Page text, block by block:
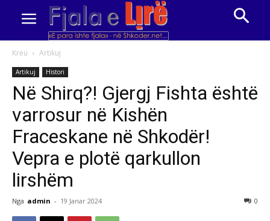
Kreu Artikuj
Artikuj Histori
Në Shirq?! Gjergj Fishta është
varrosur në Kishën
Fraceskane në Shkodër!
Vepra e plotë qarkullon
lirshëm
Nga admin - 19 Janar 2024 0